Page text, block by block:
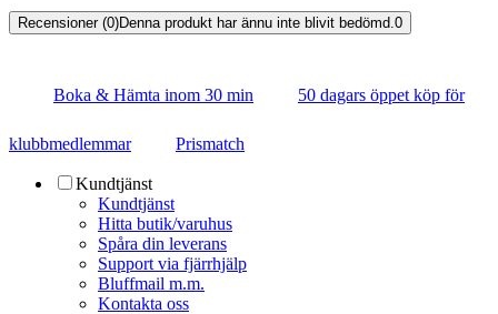
Recensioner (0)Denna produkt har ännu inte blivit bedömd.0
Boka & Hämta inom 30 min 50 dagars öppet köp för
klubbmedlemmar Prismatch
Kundtjänst
Kundtjänst
Hitta butik/varuhus
Spåra din leverans
Support via fjärrhjälp
Bluffmail m.m.
Kontakta oss